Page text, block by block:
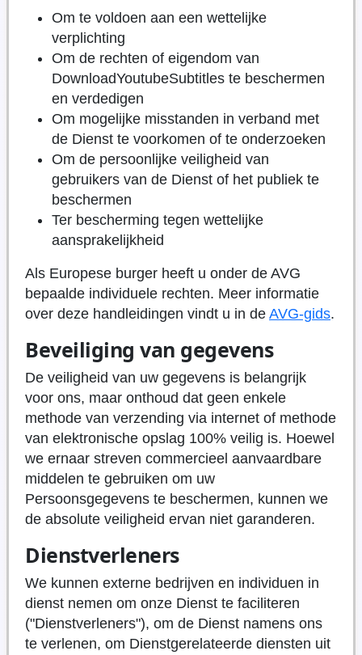
Om te voldoen aan een wettelijke
verplichting
Om de rechten of eigendom van
DownloadYoutubeSubtitles te beschermen
en verdedigen
Om mogelijke misstanden in verband met
de Dienst te voorkomen of te onderzoeken
Om de persoonlijke veiligheid van
gebruikers van de Dienst of het publiek te
beschermen
Ter bescherming tegen wettelijke
aansprakelijkheid
Als Europese burger heeft u onder de AVG
bepaalde individuele rechten. Meer informatie
over deze handleidingen vindt u in de AVG-gids.
Beveiliging van gegevens
De veiligheid van uw gegevens is belangrijk
voor ons, maar onthoud dat geen enkele
methode van verzending via internet of methode
van elektronische opslag 100% veilig is. Hoewel
we ernaar streven commercieel aanvaardbare
middelen te gebruiken om uw
Persoonsgegevens te beschermen, kunnen we
de absolute veiligheid ervan niet garanderen.
Dienstverleners
We kunnen externe bedrijven en individuen in
dienst nemen om onze Dienst te faciliteren
("Dienstverleners"), om de Dienst namens ons
te verlenen, om Dienstgerelateerde diensten uit